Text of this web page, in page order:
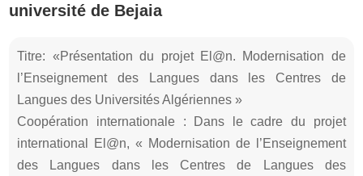
université de Bejaia
Titre: «Présentation du projet El@n. Modernisation de
l’Enseignement des Langues dans les Centres de
Langues des Universités Algériennes »
Coopération internationale : Dans le cadre du projet
international El@n, « Modernisation de l’Enseignement
des Langues dans les Centres de Langues des